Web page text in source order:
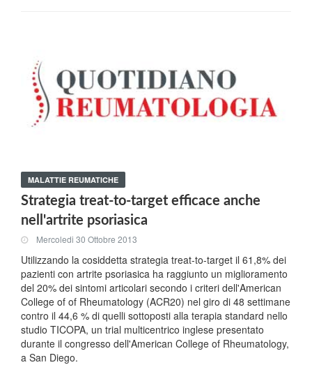
MALATTIE REUMATICHE
Strategia treat-to-target efficace anche
nell'artrite psoriasica
Mercoledi 30 Ottobre 2013
Utilizzando la cosiddetta strategia treat-to-target il 61,8% dei
pazienti con artrite psoriasica ha raggiunto un miglioramento
del 20% dei sintomi articolari secondo i criteri dell'American
College of of Rheumatology (ACR20) nel giro di 48 settimane
contro il 44,6 % di quelli sottoposti alla terapia standard nello
studio TICOPA, un trial multicentrico inglese presentato
durante il congresso dell'American College of Rheumatology,
a San Diego.